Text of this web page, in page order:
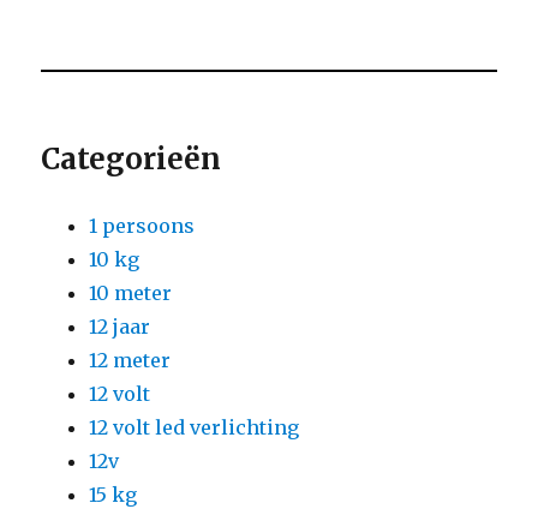
Categorieën
1 persoons
10 kg
10 meter
12 jaar
12 meter
12 volt
12 volt led verlichting
12v
15 kg